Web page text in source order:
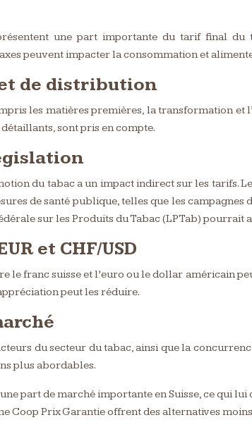
une part importante du tarif final
peuvent impacter la consommation et
de distribution
les matières premières, la transformation
sont pris en compte.
du tabac a un impact indirect sur les
de santé publique, telles que les
sur les Produits du Tabac (LPTab)
et CHF/USD
le franc suisse et l’euro ou le dollar américain
peut les réduire.
du secteur du tabac, ainsi que la
plus abordables.
part de marché importante en Suisse, ce qui
Coop Prix Garantie offrent des alternatives